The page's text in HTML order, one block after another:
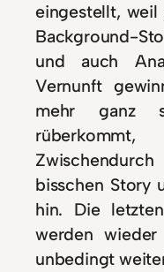
eingestellt, weil
Background-
und auch
Vernunft
mehr ganz
bisschen Story
hin. Die
werden
unbedingt